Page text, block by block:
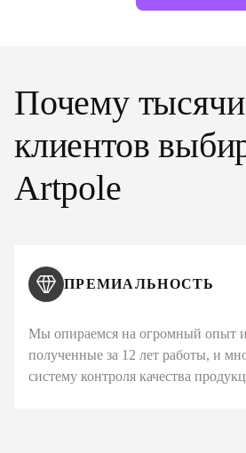
Почему тысячи
клиентов
Artpole
ПРЕМИАЛЬНОСТЬ
Мы опираемся на огромный опыт и
полученные за 12 лет работы, и
систему контроля качества